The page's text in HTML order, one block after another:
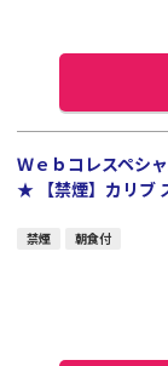
Ｗｅｂコレスペシ
★ 【禁煙】カリブ
禁煙 朝食付